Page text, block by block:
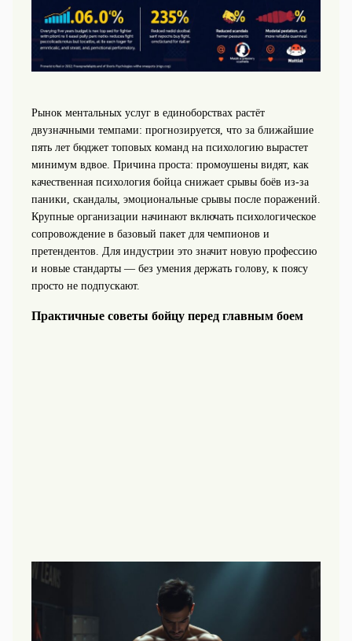
Рынок ментальных услуг в единоборствах растёт
двузначными темпами: прогнозируется, что за ближайшие
пять лет бюджет топовых команд на психологию вырастет
минимум вдвое. Причина проста: промоушены видят, как
качественная психология бойца снижает срывы боёв из‑за
паники, скандалы, эмоциональные срывы после поражений.
Крупные организации начинают включать психологическое
сопровождение в базовый пакет для чемпионов и
претендентов. Для индустрии это значит новую профессию
и новые стандарты — без умения держать голову, к поясу
просто не подпускают.
Практичные советы бойцу перед главным боем